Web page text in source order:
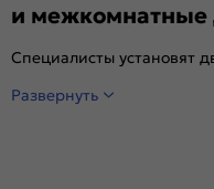
и межкомнатные
Специалисты установят
Развернуть